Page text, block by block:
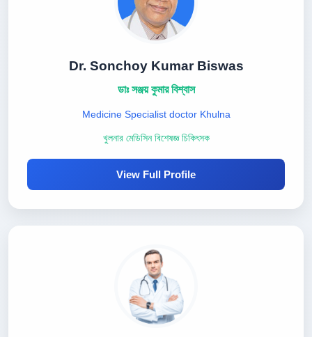
Dr. Sonchoy Kumar Biswas
ডাঃ সঞ্জয় কুমার বিশ্বাস
Medicine Specialist doctor Khulna
খুলনার মেডিসিন বিশেষজ্ঞ চিকিৎসক
View Full Profile